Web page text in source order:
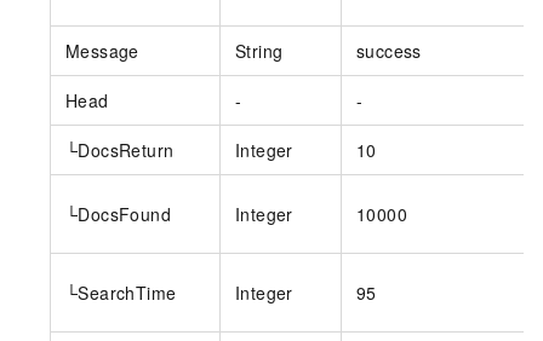
Message String success
Head - -
└DocsReturn Integer 10
└DocsFound Integer 10000
└SearchTime Integer 95